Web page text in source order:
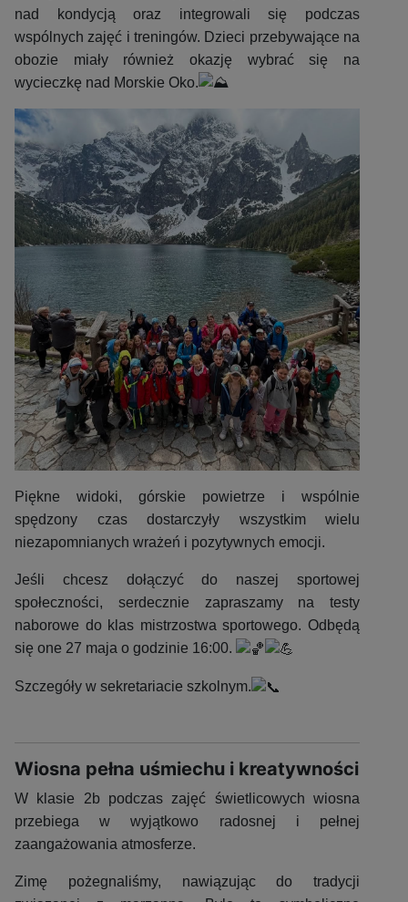
nad kondycją oraz integrowali się podczas
wspólnych zajęć i treningów. Dzieci przebywające na
obozie miały również okazję wybrać się na
wycieczkę nad Morskie Oko.
Piękne widoki, górskie powietrze i wspólnie
spędzony czas dostarczyły wszystkim wielu
niezapomnianych wrażeń i pozytywnych emocji.
Jeśli chcesz dołączyć do naszej sportowej
społeczności, serdecznie zapraszamy na testy
naborowe do klas mistrzostwa sportowego. Odbędą
się one 27 maja o godzinie 16:00.
Szczegóły w sekretariacie szkolnym.
Wiosna pełna uśmiechu i kreatywności
W klasie 2b podczas zajęć świetlicowych wiosna
przebiega w wyjątkowo radosnej i pełnej
zaangażowania atmosferze.
Zimę pożegnaliśmy, nawiązując do tradycji